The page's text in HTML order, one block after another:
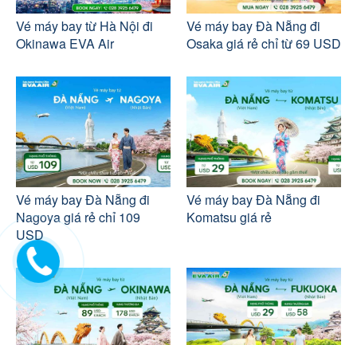
Vé máy bay từ Hà Nội đi
Okinawa EVA Air
Vé máy bay Đà Nẵng đi
Osaka giá rẻ chỉ từ 69 USD
Vé máy bay Đà Nẵng đi
Nagoya giá rẻ chỉ 109
USD
Vé máy bay Đà Nẵng đi
Komatsu giá rẻ